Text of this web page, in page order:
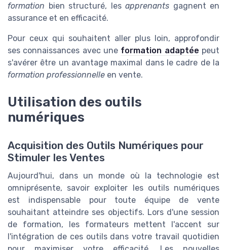
formation bien structuré, les apprenants gagnent en
assurance et en efficacité.
Pour ceux qui souhaitent aller plus loin, approfondir
ses connaissances avec une formation adaptée peut
s'avérer être un avantage maximal dans le cadre de la
formation professionnelle en vente.
Utilisation des outils
numériques
Acquisition des Outils Numériques pour
Stimuler les Ventes
Aujourd'hui, dans un monde où la technologie est
omniprésente, savoir exploiter les outils numériques
est indispensable pour toute équipe de vente
souhaitant atteindre ses objectifs. Lors d'une session
de formation, les formateurs mettent l'accent sur
l'intégration de ces outils dans votre travail quotidien